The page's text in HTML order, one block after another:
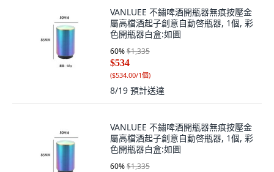
VANLUEE 不鏽啤酒開瓶器無痕按壓金
屬高檔酒起子創意自動啓瓶器, 1個, 彩
色開瓶器白盒:如圖
60%$1,335
$534
($534.00/1個)
8/19 預計送達
VANLUEE 不鏽啤酒開瓶器無痕按壓金
屬高檔酒起子創意自動啓瓶器, 1個, 彩
色開瓶器白盒:如圖
60%$1,335